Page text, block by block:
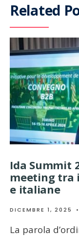
Related
Ida Summit
meeting tra
e italiane
DICEMBRE 1, 2025 •
La parola